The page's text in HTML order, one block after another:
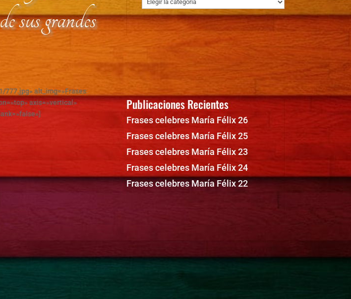
sus grandes
777.jpg» alt_img=»Frases
axis=»vertical»
publicaciones
Publicaciones Recientes
Frases celebres María Félix 26
Frases celebres María Félix 25
Frases celebres María Félix 23
Frases celebres María Félix 24
Frases celebres María Félix 22